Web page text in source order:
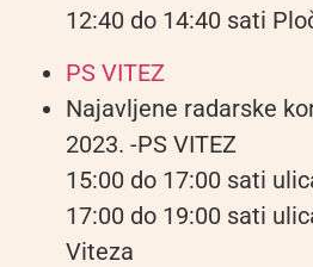
12:40 do 14:40 sati
PS VITEZ
Najavljene radarske
2023. -PS VITEZ
15:00 do 17:00 sati
17:00 do 19:00 sati
Viteza